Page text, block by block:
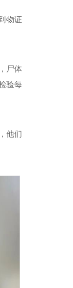
物证
尸体
验每
他们